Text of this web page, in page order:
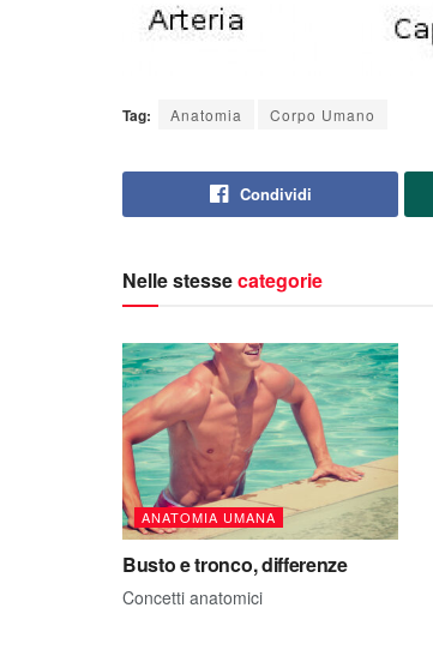
Tag: Anatomia Corpo Umano
Condividi
Nelle stessecategorie
ANATOMIA UMANA
Busto e tronco, differenze
Concetti anatomici